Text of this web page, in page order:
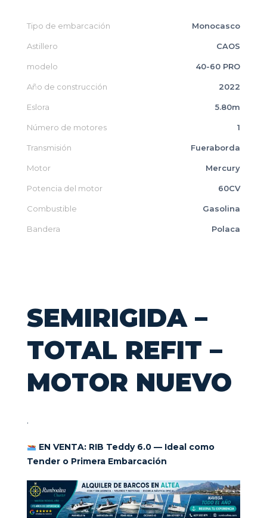
Tipo de embarcación Monocasco
Astillero CAOS
modelo 40-60 PRO
Año de construcción 2022
Eslora 5.80m
Número de motores 1
Transmisión Fueraborda
Motor Mercury
Potencia del motor 60CV
Combustible Gasolina
Bandera Polaca
SEMIRIGIDA –
TOTAL REFIT –
MOTOR NUEVO
.
EN VENTA: RIB Teddy 6.0 — Ideal como
Tender o Primera Embarcación